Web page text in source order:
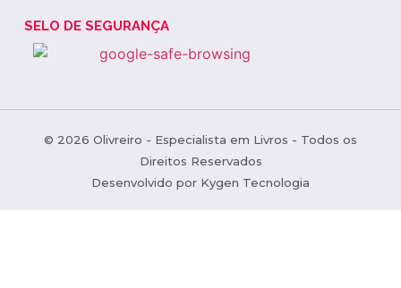
SELO DE SEGURANÇA
© 2026 Olivreiro - Especialista em Livros - Todos os
Direitos Reservados
Desenvolvido por Kygen Tecnologia